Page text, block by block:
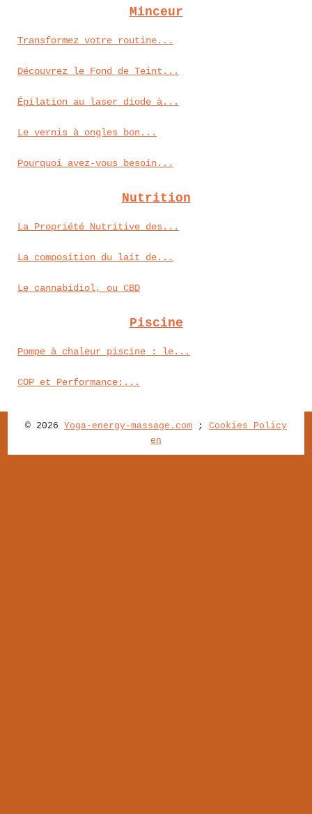
Minceur
Transformez votre routine...
Découvrez le Fond de Teint...
Épilation au laser diode à...
Le vernis à ongles bon...
Pourquoi avez-vous besoin...
Nutrition
La Propriété Nutritive des...
La composition du lait de...
Le cannabidiol, ou CBD
Piscine
Pompe à chaleur piscine : le...
COP et Performance:...
© 2026 Yoga-energy-massage.com ; Cookies Policy
en